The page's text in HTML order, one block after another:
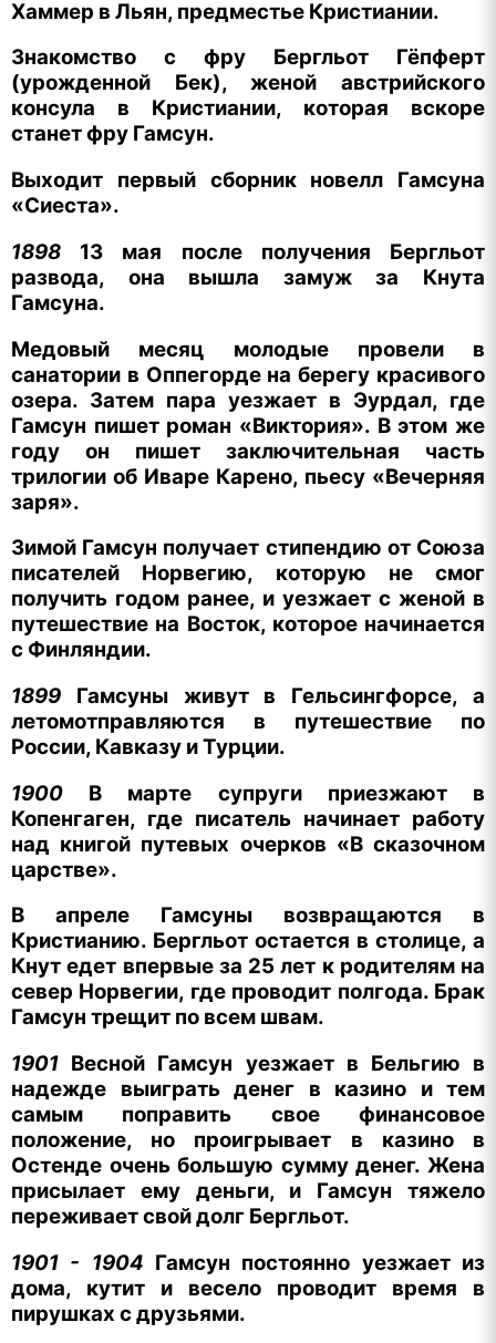
Хаммер в Льян, предместье Кристиании.
Знакомство с фру Бергльот Гёпферт
(урожденной Бек), женой австрийского
консула в Кристиании, которая вскоре
станет фру Гамсун.
Выходит первый сборник новелл Гамсуна
«Сиеста».
1898 13 мая после получения Бергльот
развода, она вышла замуж за Кнута
Гамсуна.
Медовый месяц молодые провели в
санатории в Оппегорде на берегу красивого
озера. Затем пара уезжает в Эурдал, где
Гамсун пишет роман «Виктория». В этом же
году он пишет заключительная часть
трилогии об Иваре Карено, пьесу «Вечерняя
заря».
Зимой Гамсун получает стипендию от Союза
писателей Норвегию, которую не смог
получить годом ранее, и уезжает с женой в
путешествие на Восток, которое начинается
с Финляндии.
1899 Гамсуны живут в Гельсингфорсе, а
летомотправляются в путешествие по
России, Кавказу и Турции.
1900 В марте супруги приезжают в
Копенгаген, где писатель начинает работу
над книгой путевых очерков «В сказочном
царстве».
В апреле Гамсуны возвращаются в
Кристианию. Бергльот остается в столице, а
Кнут едет впервые за 25 лет к родителям на
север Норвегии, где проводит полгода. Брак
Гамсун трещит по всем швам.
1901 Весной Гамсун уезжает в Бельгию в
надежде выиграть денег в казино и тем
самым поправить свое финансовое
положение, но проигрывает в казино в
Остенде очень большую сумму денег. Жена
присылает ему деньги, и Гамсун тяжело
переживает свой долг Бергльот.
1901 - 1904 Гамсун постоянно уезжает из
дома, кутит и весело проводит время в
пирушках с друзьями.